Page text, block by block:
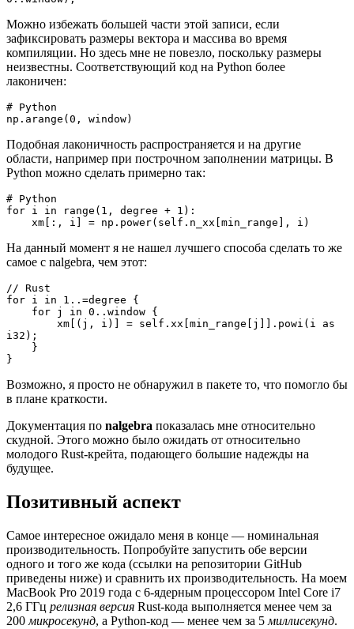
Можно избежать большей части этой записи, если
зафиксировать размеры вектора и массива во время
компиляции. Но здесь мне не повезло, поскольку размеры
неизвестны. Соответствующий код на Python более
лаконичен:
# Python
np.arange(0, window)
Подобная лаконичность распространяется и на другие
области, например при построчном заполнении матрицы. В
Python можно сделать примерно так:
# Python
for i in range(1, degree + 1):
    xm[:, i] = np.power(self.n_xx[min_range], i)
На данный момент я не нашел лучшего способа сделать то же
самое с nalgebra, чем этот:
// Rust
for i in 1..=degree {
    for j in 0..window {
i32);
    }
}
Возможно, я просто не обнаружил в пакете то, что помогло бы
в плане краткости.
Документация по nalgebra показалась мне относительно
скудной. Этого можно было ожидать от относительно
молодого Rust-крейта, подающего большие надежды на
будущее.
Позитивный аспект
Самое интересное ожидало меня в конце — номинальная
производительность. Попробуйте запустить обе версии
одного и того же кода (ссылки на репозитории GitHub
приведены ниже) и сравнить их производительность. На моем
MacBook Pro 2019 года с 6-ядерным процессором Intel Core i7
2,6 ГГц релизная версия Rust-кода выполняется менее чем за
200 микросекунд, а Python-код — менее чем за 5 миллисекунд.